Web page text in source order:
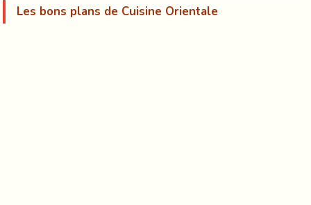
Les bons plans de Cuisine Orientale